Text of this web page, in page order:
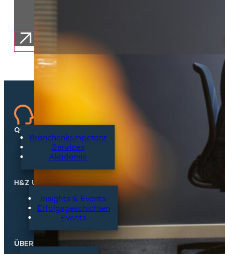
QUICKLINKS
Branchenkompetenz
Services
Akademie
H&Z UPDATES
Insights & Events
Erfolgsgeschichten
Events
ÜBER H&Z